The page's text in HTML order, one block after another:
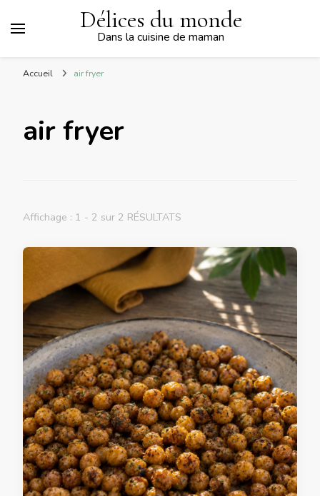
Délices du monde
Dans la cuisine de maman
Accueil air fryer
air fryer
Affichage : 1 - 2 sur 2 RÉSULTATS